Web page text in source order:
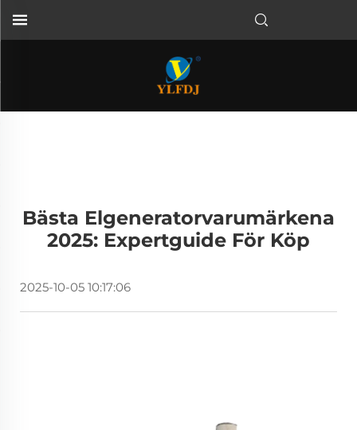
Bästa Elgeneratorvarumärkena
2025: Expertguide För Köp
2025-10-05 10:17:06